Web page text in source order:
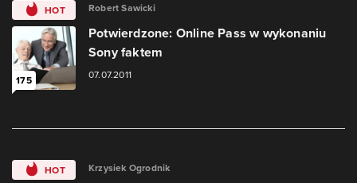
HOT
175
Robert Sawicki
Potwierdzone: Online Pass w wykonaniu
Sony faktem
07.07.2011
HOT Krzysiek Ogrodnik